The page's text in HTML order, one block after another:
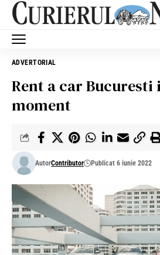
ADVERTORIAL
Rent a car Bucuresti
moment
AutorContributor Publicat 6 iunie 2022